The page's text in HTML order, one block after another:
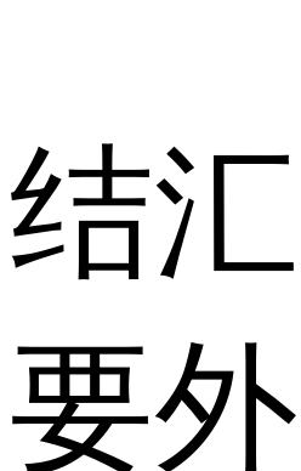
结
要